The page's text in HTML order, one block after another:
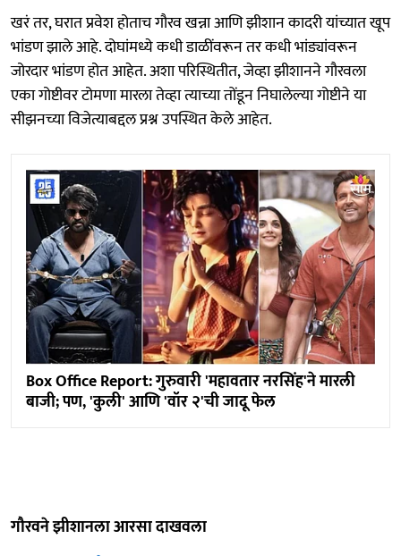
खरं तर, घरात प्रवेश होताच गौरव खन्ना आणि झीशान कादरी यांच्यात खूप
भांडण झाले आहे. दोघांमध्ये कधी डाळींवरून तर कधी भांड्यांवरून
जोरदार भांडण होत आहेत. अशा परिस्थितीत, जेव्हा झीशानने गौरवला
एका गोष्टीवर टोमणा मारला तेव्हा त्याच्या तोंडून निघालेल्या गोष्टीने या
सीझनच्या विजेत्याबद्दल प्रश्न उपस्थित केले आहेत.
Box Office Report: गुरुवारी 'महावतार नरसिंह'ने मारली
बाजी; पण, 'कुली' आणि 'वॉर २'ची जादू फेल
गौरवने झीशानला आरसा दाखवला